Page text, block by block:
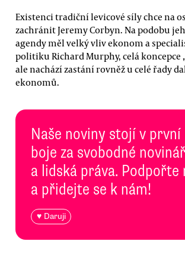
Existenci tradiční levicové síly chce na
zachránit Jeremy Corbyn. Na podobu
agendy měl velký vliv ekonom a
politiku Richard Murphy, celá koncepce
ale nachází zastání rovněž u celé řady
ekonomů.
Naše noviny stojí v
boje za svobodné
a lidská práva. Podpořte
a přidejte se k nám!
♥ Daruji